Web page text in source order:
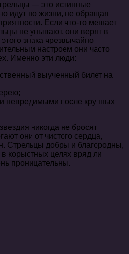
— это истинные
идут по жизни, не обращая
Если что-то мешает
не унывают, они верят в
знака чрезвычайно
настроем они часто
Именно эти люди:
выученный билет на
невредимыми после крупных
никогда не бросят
они от чистого сердца,
Стрельцы добры и благородны,
в корыстных целях вряд ли
проницательны.